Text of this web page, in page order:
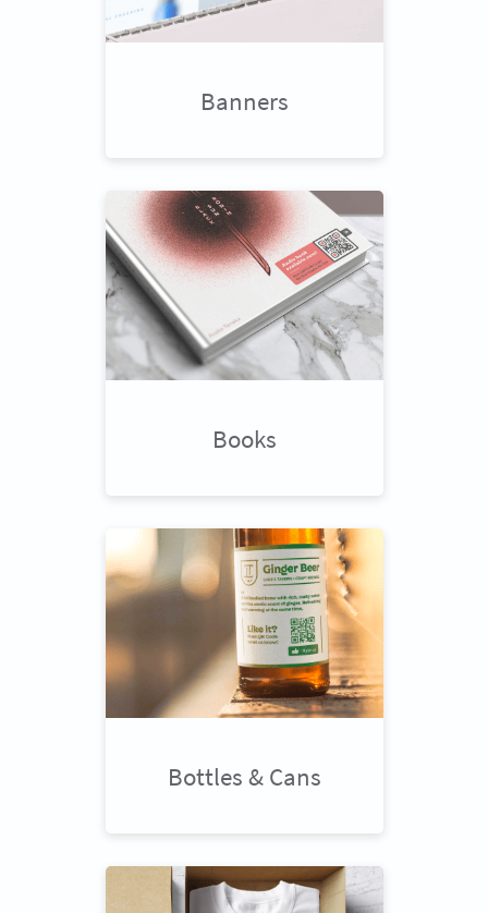
Banners
Books
Bottles & Cans